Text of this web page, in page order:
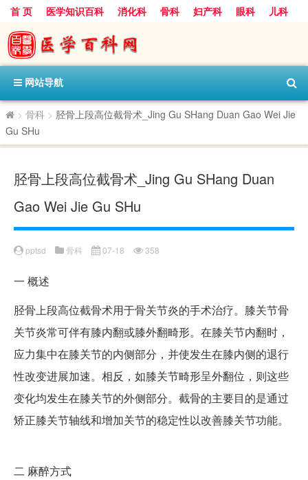
首 页 医学知识百科 消化科 骨科 妇产科 眼科
儿科
心血管病科
呼吸科 神经科
内分泌科
口腔科
网站导航
> 骨科 > 胫骨上段高位截骨术_Jing Gu SHang Duan Gao Wei Jie
Gu SHu
胫骨上段高位截骨术_Jing Gu SHang Duan
Gao Wei Jie Gu SHu
pptsd 骨科 07-18 358
一 概述
胫骨上段高位截骨术用于骨关节炎的手术治疗。膝关节骨
关节炎常可伴有膝内翻或膝外翻畸形。在膝关节内翻时，
应力集中在膝关节的内侧部分，并使发生在膝内侧的退行
性改变进展加速。相反，如膝关节畸形呈外翻位，则这些
变化均发生在膝关节的外侧部分。截骨的主要目的是通过
矫正膝关节轴线和增加关节的稳定性以改善膝关节功能。
二 麻醉方式